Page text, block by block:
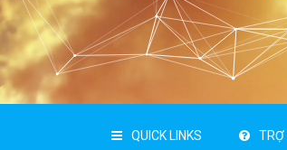
QUICK LINKS TRỢ